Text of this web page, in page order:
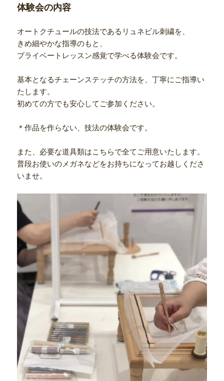
体験会の内容
オートクチュールの技法であるリュネビル刺繍を、
きめ細やかな指導のもと、
プライベートレッスン感覚で学べる体験会です。
基本となるチェーンステッチの方法を、丁寧にご指導い
たします。
初めての方でも安心してご参加ください。
＊作品を作らない、技法の体験会です。
また、必要な道具類はこちらで全てご用意いたします。
普段お使いのメガネなどをお持ちになってお越しくださ
いませ。